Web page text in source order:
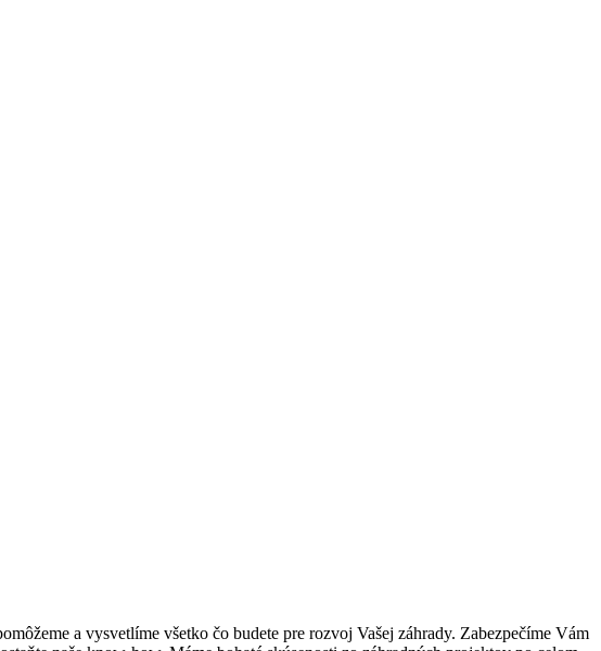
a vysvetlíme všetko čo budete pre rozvoj Vašej záhrady. Zabezpečíme Vám